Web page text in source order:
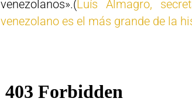
venezolanos».(Luís Almagro,
venezolano es el más grande de la